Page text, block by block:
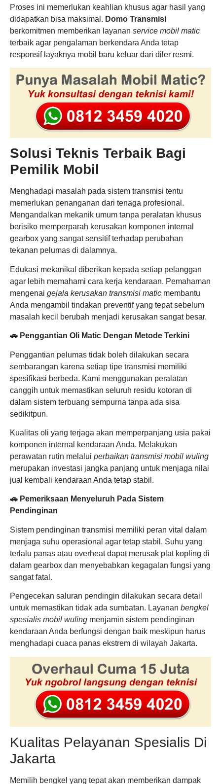
Proses ini memerlukan keahlian khusus agar hasil yang
didapatkan bisa maksimal. Domo Transmisi
berkomitmen memberikan layanan service mobil matic
terbaik agar pengalaman berkendara Anda tetap
responsif layaknya mobil baru keluar dari diler resmi.
Solusi Teknis Terbaik Bagi
Pemilik Mobil
Menghadapi masalah pada sistem transmisi tentu
memerlukan penanganan dari tenaga profesional.
Mengandalkan mekanik umum tanpa peralatan khusus
berisiko memperparah kerusakan komponen internal
gearbox yang sangat sensitif terhadap perubahan
tekanan pelumas di dalamnya.
Edukasi mekanikal diberikan kepada setiap pelanggan
agar lebih memahami cara kerja kendaraan. Pemahaman
mengenai gejala kerusakan transmisi matic membantu
Anda mengambil tindakan preventif yang tepat sebelum
masalah kecil berubah menjadi kerusakan sangat besar.
🚗 Penggantian Oli Matic Dengan Metode Terkini
Penggantian pelumas tidak boleh dilakukan secara
sembarangan karena setiap tipe transmisi memiliki
spesifikasi berbeda. Kami menggunakan peralatan
canggih untuk memastikan seluruh residu kotoran di
dalam sistem terbuang sempurna tanpa ada sisa
sedikitpun.
Kualitas oli yang terjaga akan memperpanjang usia pakai
komponen internal kendaraan Anda. Melakukan
perawatan rutin melalui perbaikan transmisi mobil wuling
merupakan investasi jangka panjang untuk menjaga nilai
jual kembali kendaraan Anda tetap stabil.
🚗 Pemeriksaan Menyeluruh Pada Sistem
Pendinginan
Sistem pendinginan transmisi memiliki peran vital dalam
menjaga suhu operasional agar tetap stabil. Suhu yang
terlalu panas atau overheat dapat merusak plat kopling di
dalam gearbox dan menyebabkan kegagalan fungsi yang
sangat fatal.
Pengecekan saluran pendingin dilakukan secara detail
untuk memastikan tidak ada sumbatan. Layanan bengkel
spesialis mobil wuling menjamin sistem pendinginan
kendaraan Anda berfungsi dengan baik meskipun harus
menghadapi cuaca panas ekstrem di wilayah Jakarta.
Kualitas Pelayanan Spesialis Di
Jakarta
Memilih bengkel yang tepat akan memberikan dampak